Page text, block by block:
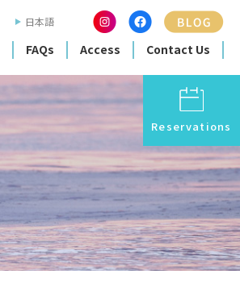
FAQs Access Contact Us
日本語
Reservations